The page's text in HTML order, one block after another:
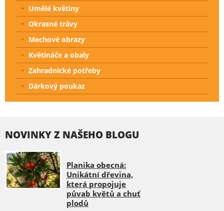
Umělé květiny
Okrasné trávy
Mechové obrazy
Květináče a obaly
Zahradnické potřeby
Dárkový poukaz
NOVINKY Z NAŠEHO BLOGU
Planika obecná:
Unikátní dřevina,
která propojuje
půvab květů a chuť
plodů